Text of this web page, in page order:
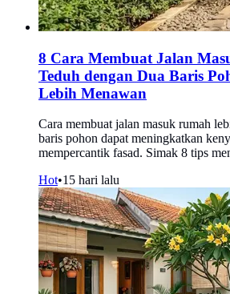
8 Cara Membuat Jalan
Teduh dengan Dua Baris
Lebih Menawan
Cara membuat jalan masuk rumah
baris pohon dapat meningkatkan
mempercantik fasad. Simak 8 tips
Hot•15 hari lalu